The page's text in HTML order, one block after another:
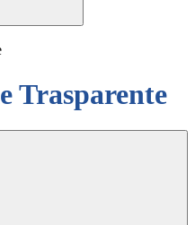
Trasparente